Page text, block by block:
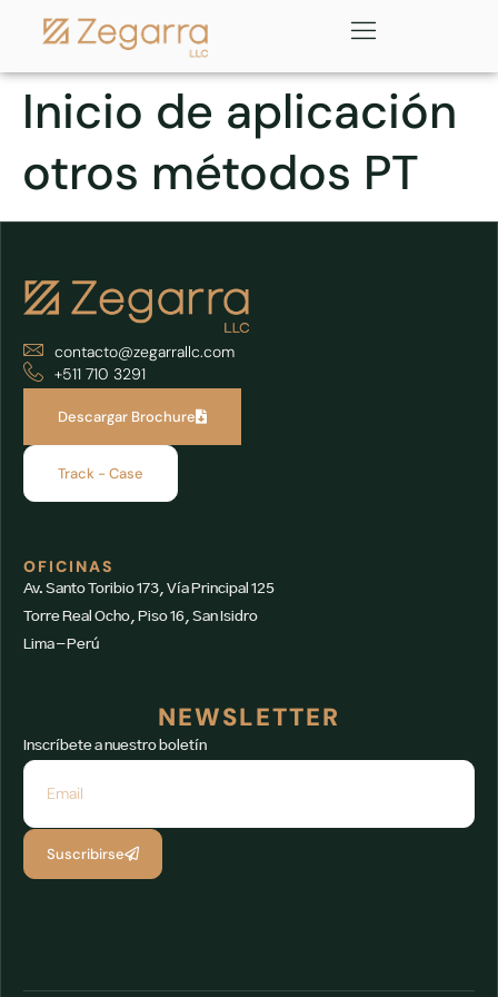
Inicio de aplicación
otros métodos PT
contacto@zegarrallc.com
+511 710 3291
Descargar Brochure
Track - Case
OFICINAS
Av. Santo Toribio 173, Vía Principal 125
Torre Real Ocho, Piso 16, San Isidro
Lima – Perú
NEWSLETTER
Inscríbete a nuestro boletín
Suscribirse